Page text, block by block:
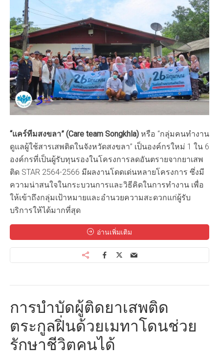
“แคร์ทีมสงขลา” (Care team Songkhla) หรือ “กลุ่มคนทำงาน
ดูแลผู้ใช้สารเสพติดในจังหวัดสงขลา” เป็นองค์กรใหม่ 1 ใน 6
องค์กรที่เป็นผู้รับทุนรองในโครงการลดอันตรายจากยาเสพ
ติด STAR 2564-2566 มีผลงานโดดเด่นหลายโครงการ ซึ่งมี
ความน่าสนใจในกระบวนการและวิธีคิดในการทำงาน เพื่อ
ให้เข้าถึงกลุ่มเป้าหมายและอำนวยความสะดวกแก่ผู้รับ
บริการให้ได้มากที่สุด
อ่านเพิ่มเติม
การบำบัดผู้ติดยาเสพติด
ตระกูลฝิ่นด้วยเมทาโดนช่วย
รักษาชีวิตคนได้